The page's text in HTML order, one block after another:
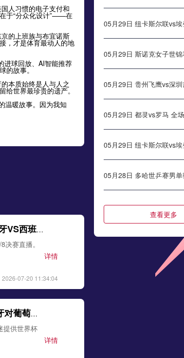
人习惯的电子支付和
于“分众化设计”——在
的上班族与布宜诺斯
，才是体育最动人的地
进球回放、AI智能推荐
的故事。
本质始终是人与人之
世界最珍贵的遗产。
温暖故事。因为我知
葡萄牙VS西班牙直播_葡萄牙VS西班牙直播在线观看_葡萄牙VS西班牙实时全场直播入口
赛直播。
详情
2026-07-20 11:34:04
葡萄牙对阵西班牙直播_世界杯葡萄牙VS西班牙直播_西班牙对葡萄牙比赛直播在线无插件观看
提供世界杯
详情
查看更多